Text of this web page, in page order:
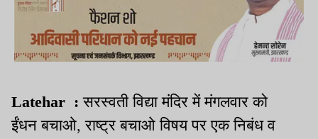
Latehar : सरस्‍वती विद्या मंदिर में मंगलवार को
ईंधन बचाओ, राष्ट्र बचाओ विषय पर एक निबंध व